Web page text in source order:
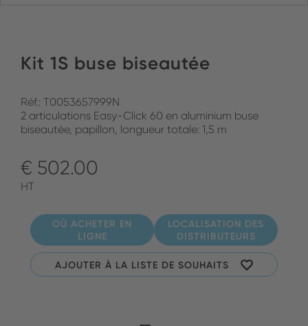
Kit 1S buse biseautée
Réf.: T0053657999N
2 articulations Easy-Click 60 en aluminium buse
biseautée, papillon, longueur totale: 1,5 m
€ 502.00
HT
OÙ ACHETER EN
LIGNE
LOCALISATION DES
DISTRIBUTEURS
AJOUTER À LA LISTE DE SOUHAITS